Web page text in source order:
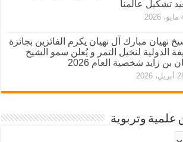
تشكيل عالمنا
نهيان مبارك آل نهيان يكرم الفائزين بجائزة
الدولية لنخيل التمر و يُعلن سمو الشيخ
بن زايد شخصية العام 2026
2026
وتربوية